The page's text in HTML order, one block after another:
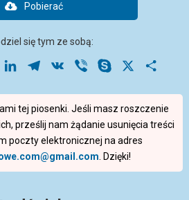
Pobierać
się tym ze sobą:
TumblrLinkedInTelegram
VK Viber Skype
tej piosenki. Jeśli masz roszczenie
prześlij nam żądanie usunięcia treści
poczty elektronicznej na adres
. Dzięki!